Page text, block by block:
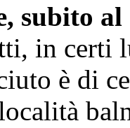
subito al
in certi
è di